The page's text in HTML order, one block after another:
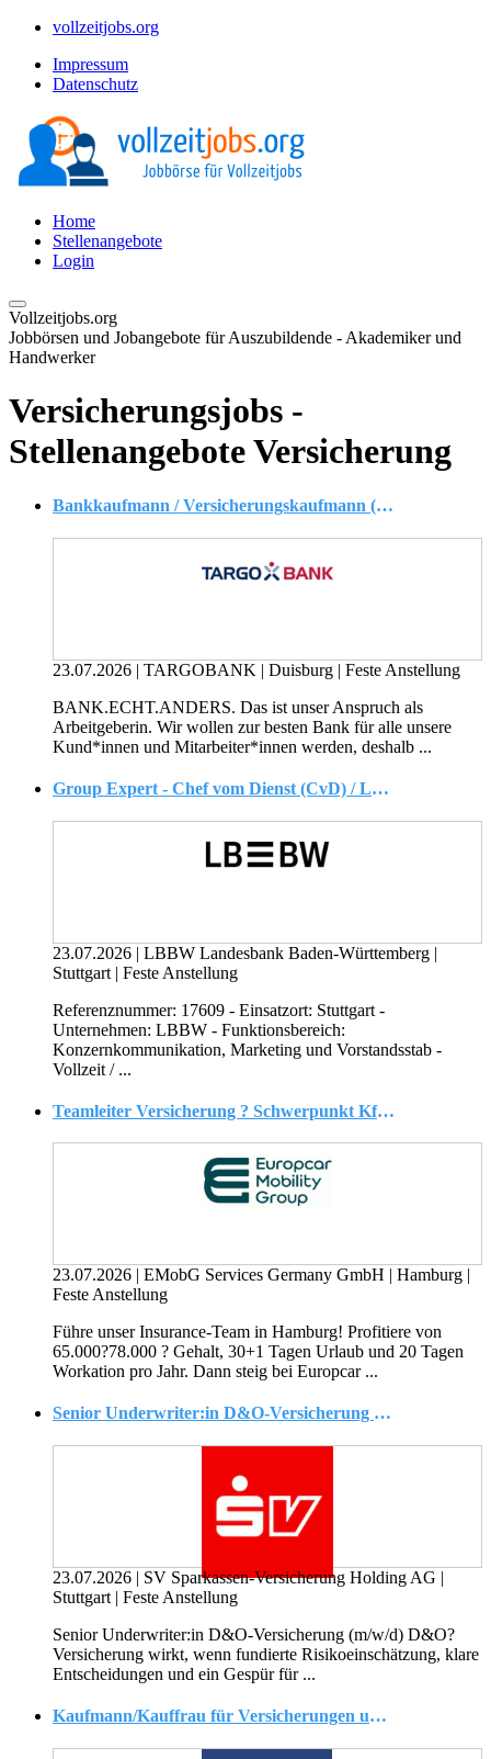
vollzeitjobs.org
Impressum
Datenschutz
Home
Stellenangebote
Login
Vollzeitjobs.org
Jobbörsen und Jobangebote für Auszubildende - Akademiker und
Handwerker
Versicherungsjobs -
Stellenangebote Versicherung
Bankkaufmann / Versicherungskaufmann (w/m/d) Ahlen
23.07.2026 | TARGOBANK | Duisburg | Feste Anstellung
BANK.ECHT.ANDERS. Das ist unser Anspruch als
Arbeitgeberin. Wir wollen zur besten Bank für alle unsere
Kund*innen und Mitarbeiter*innen werden, deshalb ...
Group Expert - Chef vom Dienst (CvD) / Leitung Newsdesk (m/w/d)
23.07.2026 | LBBW Landesbank Baden-Württemberg |
Stuttgart | Feste Anstellung
Referenznummer: 17609 - Einsatzort: Stuttgart -
Unternehmen: LBBW - Funktionsbereich:
Konzernkommunikation, Marketing und Vorstandsstab -
Vollzeit / ...
Teamleiter Versicherung ? Schwerpunkt Kfz-Flotte / Claims Manager (w/m/d)
23.07.2026 | EMobG Services Germany GmbH | Hamburg |
Feste Anstellung
Führe unser Insurance-Team in Hamburg! Profitiere von
65.000?78.000 ? Gehalt, 30+1 Tagen Urlaub und 20 Tagen
Workation pro Jahr. Dann steig bei Europcar ...
Senior Underwriter:in D&O-Versicherung (m/w/d)
23.07.2026 | SV Sparkassen-Versicherung Holding AG |
Stuttgart | Feste Anstellung
Senior Underwriter:in D&O-Versicherung (m/w/d) D&O?
Versicherung wirkt, wenn fundierte Risikoeinschätzung, klare
Entscheidungen und ein Gespür für ...
Kaufmann/Kauffrau für Versicherungen und Finanzen/Account Manager Consulting (m/w/d) im Innendienst